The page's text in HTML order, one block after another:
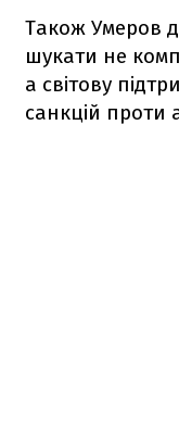
Також Умеров
шукати не
а світову
санкцій проти